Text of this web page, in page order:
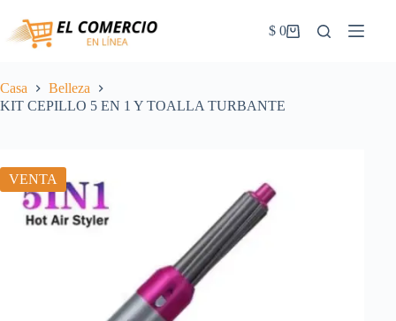
contenido
Carrito
$ 0
Casa
Belleza
KIT CEPILLO 5 EN 1 Y TOALLA TURBANTE
VENTA